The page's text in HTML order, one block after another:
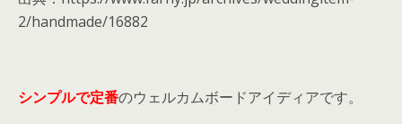
2/handmade/16882
シンプルで定番のウェルカムボードアイディアです。